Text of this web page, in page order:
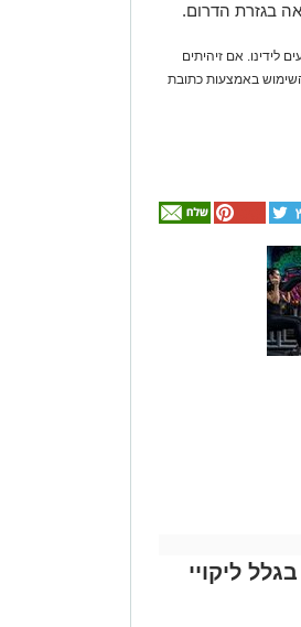
בגזרת הדרום.
לידינו. אם זיהיתים
באמצעות כתובת
ליקויי